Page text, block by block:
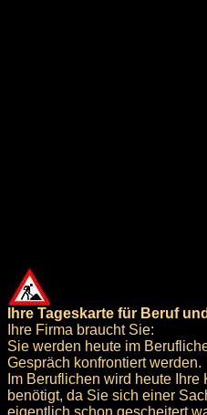
Ihre Tageskarte für Beruf
Ihre Firma braucht Sie:
Sie werden heute im
Gespräch konfrontiert werden.
Im Beruflichen wird heute
benötigt, da Sie sich einer
eigentlich schon gescheitert